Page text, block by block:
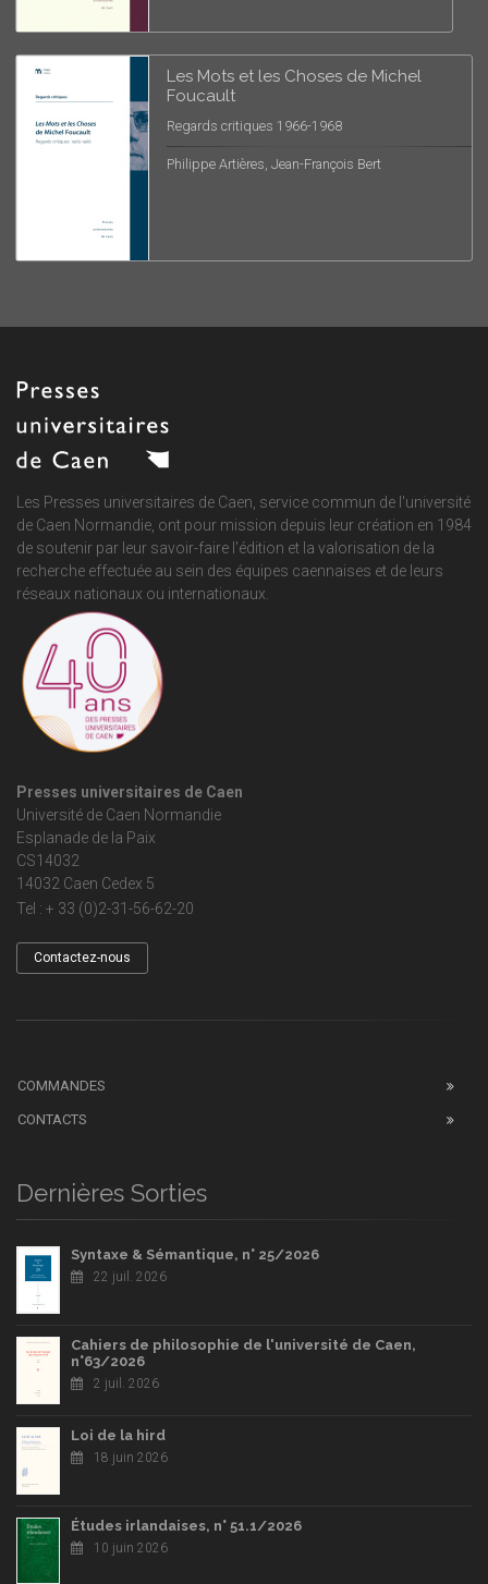
Les Mots et les Choses de Michel
Foucault
Regards critiques 1966-1968
Philippe Artières, Jean-François Bert
Les Presses universitaires de Caen, service commun de l'université
de Caen Normandie, ont pour mission depuis leur création en 1984
de soutenir par leur savoir-faire l'édition et la valorisation de la
recherche effectuée au sein des équipes caennaises et de leurs
réseaux nationaux ou internationaux.
Presses universitaires de Caen
Université de Caen Normandie
Esplanade de la Paix
CS14032
14032 Caen Cedex 5
Tel : + 33 (0)2-31-56-62-20
Contactez-nous
COMMANDES
CONTACTS
Dernières Sorties
Syntaxe & Sémantique, n° 25/2026
22 juil. 2026
Cahiers de philosophie de l'université de Caen,
n°63/2026
2 juil. 2026
Loi de la hird
18 juin 2026
Études irlandaises, n° 51.1/2026
10 juin 2026